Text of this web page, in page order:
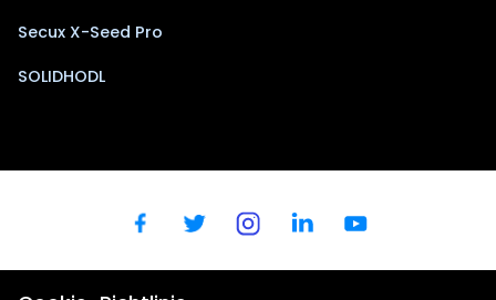
Secux X-Seed Pro
SOLIDHODL